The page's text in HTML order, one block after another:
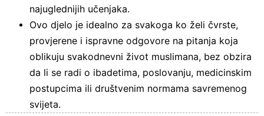
najuglednijih učenjaka.
Ovo djelo je idealno za svakoga ko želi čvrste,
provjerene i ispravne odgovore na pitanja koja
oblikuju svakodnevni život muslimana, bez obzira
da li se radi o ibadetima, poslovanju, medicinskim
postupcima ili društvenim normama savremenog
svijeta.